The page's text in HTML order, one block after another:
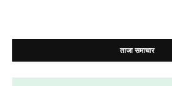
ताजा समाचार